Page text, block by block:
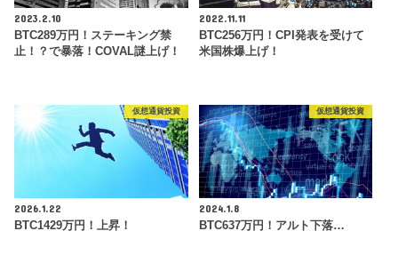
2023.2.10
BTC289万円！ステーキング禁
止！？で暴落！COVAL謎上げ！
2022.11.11
BTC256万円！CPI発表を受けて
米国株爆上げ！
仮想通貨投資
2026.1.22
BTC1429万円！上昇！
仮想通貨投資
2024.1.8
BTC637万円！アルト下落…